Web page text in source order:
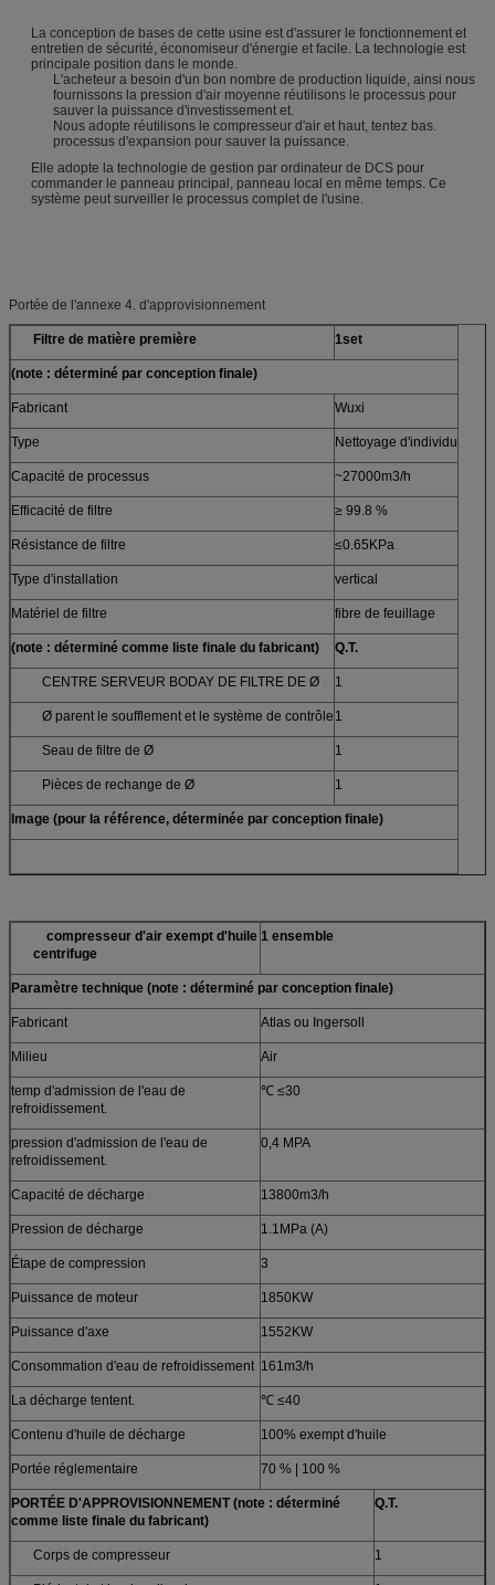
La conception de bases de cette usine est d'assurer le fonctionnement et
entretien de sécurité, économiseur d'énergie et facile. La technologie est
principale position dans le monde.
L'acheteur a besoin d'un bon nombre de production liquide, ainsi nous
fournissons la pression d'air moyenne réutilisons le processus pour
sauver la puissance d'investissement et.
Nous adopte réutilisons le compresseur d'air et haut, tentez bas.
processus d'expansion pour sauver la puissance.
Elle adopte la technologie de gestion par ordinateur de DCS pour
commander le panneau principal, panneau local en même temps. Ce
système peut surveiller le processus complet de l'usine.
Portée de l'annexe 4. d'approvisionnement
Filtre de matière première 1set
(note : déterminé par conception finale)
Fabricant Wuxi
Type Nettoyage d'individu
Capacité de processus ~27000m3/h
Efficacité de filtre ≥ 99.8 %
Résistance de filtre ≤0.65KPa
Type d'installation vertical
Matériel de filtre fibre de feuillage
(note : déterminé comme liste finale du fabricant) Q.T.
CENTRE SERVEUR BODAY DE FILTRE DE Ø 1
Ø parent le soufflement et le système de contrôle 1
Seau de filtre de Ø 1
Pièces de rechange de Ø 1
Image (pour la référence, déterminée par conception finale)
compresseur d'air exempt d'huile
centrifuge
1 ensemble
Paramètre technique (note : déterminé par conception finale)
Fabricant Atlas ou Ingersoll
Milieu Air
temp d'admission de l'eau de
refroidissement.
℃ ≤30
pression d'admission de l'eau de
refroidissement.
0,4 MPA
Capacité de décharge 13800m3/h
Pression de décharge 1.1MPa (A)
Étape de compression 3
Puissance de moteur 1850KW
Puissance d'axe 1552KW
Consommation d'eau de refroidissement 161m3/h
La décharge tentent. ℃ ≤40
Contenu d'huile de décharge 100% exempt d'huile
Portée réglementaire 70 % | 100 %
PORTÉE D'APPROVISIONNEMENT (note : déterminé
comme liste finale du fabricant)
Q.T.
Corps de compresseur 1